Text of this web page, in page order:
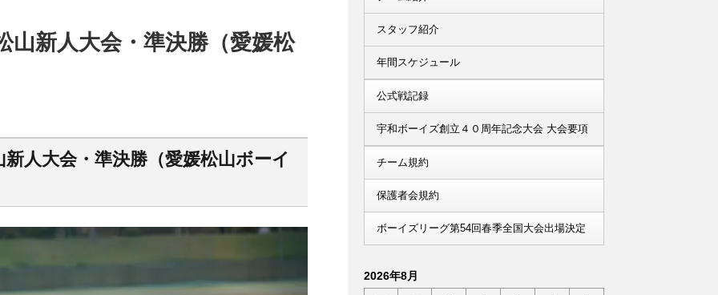
山新人大会・準決勝（愛媛松
人大会・準決勝（愛媛松山ボーイ
スタッフ紹介
年間スケジュール
公式戦記録
宇和ボーイズ創立４０周年記念大会 大会要項
チーム規約
保護者会規約
ボーイズリーグ第54回春季全国大会出場決定
2026年8月